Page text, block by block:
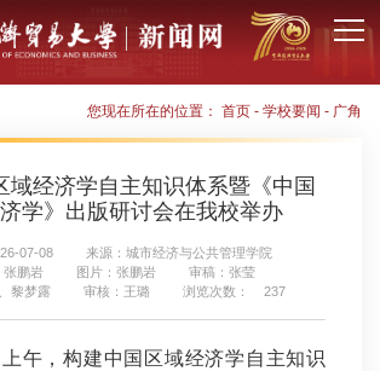
您现在所在的位置： 首页 - 学校要闻 - 广角
域经济学自主知识体系暨《中国
学》出版研讨会在我校举办
07-08
来源：城市经济与公共管理学院
张鹏岩
图片：张鹏岩
审稿：张莹
黎梦露
审核：王璐 浏览次数： 237
午，构建中国区域经济学自主知识